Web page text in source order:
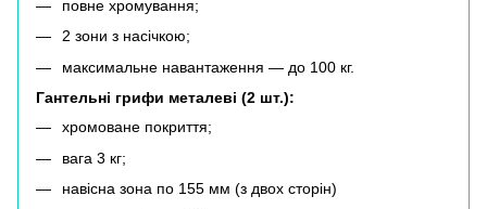
повне хромування;
2 зони з насічкою;
максимальне навантаження — до 100 кг.
Гантельні грифи металеві (2 шт.):
хромоване покриття;
вага 3 кг;
навісна зона по 155 мм (з двох сторін)